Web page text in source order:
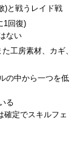
)と戦うレイド戦
1回復)
ない
工房素材、カギ、
の中から一つを低
る
確定でスキルフェ